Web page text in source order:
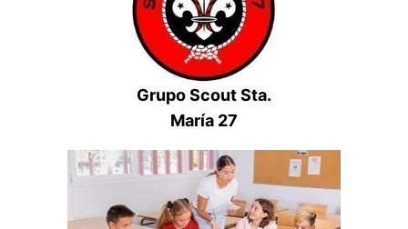
Grupo Scout Sta.
María 27